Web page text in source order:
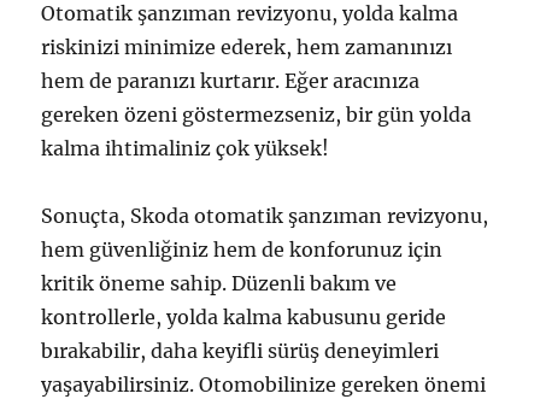
Otomatik şanzıman revizyonu, yolda kalma
riskinizi minimize ederek, hem zamanınızı
hem de paranızı kurtarır. Eğer aracınıza
gereken özeni göstermezseniz, bir gün yolda
kalma ihtimaliniz çok yüksek!
Sonuçta, Skoda otomatik şanzıman revizyonu,
hem güvenliğiniz hem de konforunuz için
kritik öneme sahip. Düzenli bakım ve
kontrollerle, yolda kalma kabusunu geride
bırakabilir, daha keyifli sürüş deneyimleri
yaşayabilirsiniz. Otomobilinize gereken önemi